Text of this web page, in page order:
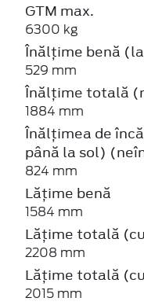
GTM max.
6300 kg
Înălțime benă
529 mm
Înălțime totală
1884 mm
Înălțimea de
până la sol)
824 mm
Lățime benă
1584 mm
Lățime totală
2208 mm
Lățime totală
2015 mm